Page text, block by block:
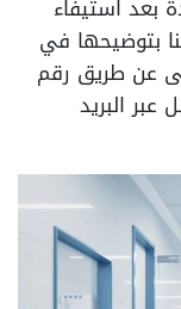
بعد استيفاء
بتوضيحها في
عن طريق رقم
البريد